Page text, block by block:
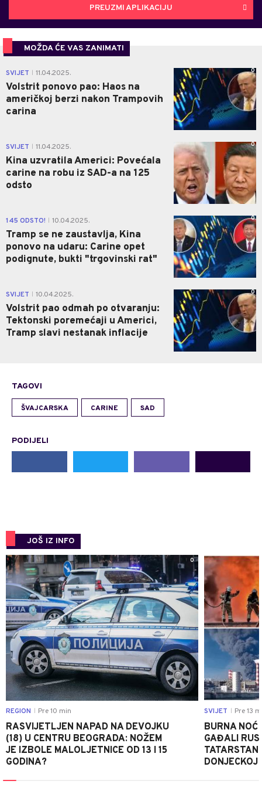
PREUZMI APLIKACIJU
MOŽDA ĆE VAS ZANIMATI
SVIJET 11.04.2025.
Volstrit ponovo pao: Haos na
američkoj berzi nakon Trampovih
carina
0
SVIJET 11.04.2025.
Kina uzvratila Americi: Povećala
carine na robu iz SAD-a na 125
odsto
0
145 ODSTO! 10.04.2025.
Tramp se ne zaustavlja, Kina
ponovo na udaru: Carine opet
podignute, bukti "trgovinski rat"
0
SVIJET 10.04.2025.
Volstrit pao odmah po otvaranju:
Tektonski poremećaji u Americi,
Tramp slavi nestanak inflacije
0
TAGOVI
ŠVAJCARSKA CARINE SAD
PODIJELI
JOŠ IZ INFO
0
REGION Pre 10 min
RASVIJETLJEN NAPAD NA DEVOJKU
(18) U CENTRU BEOGRADA: NOŽEM
JE IZBOLE MALOLJETNICE OD 13 I 15
GODINA?
SVIJET Pre 13
BURNA NOĆ
GAĐALI